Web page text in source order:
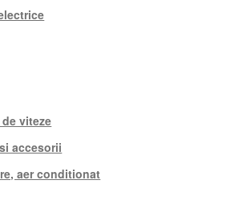
viteze
accesorii
aer conditionat